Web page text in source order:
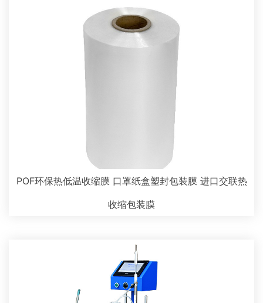
POF环保热低温收缩膜 口罩纸盒塑封包装膜 进口交联热
收缩包装膜